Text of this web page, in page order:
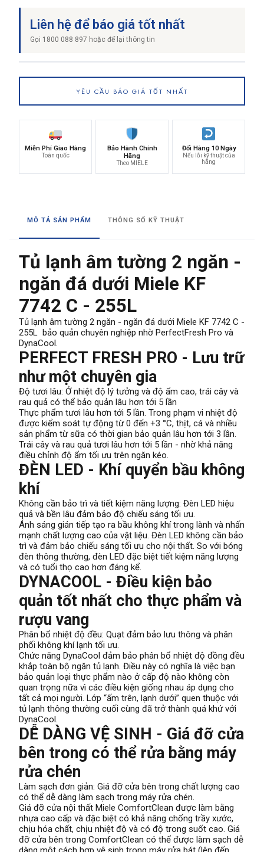
Liên hệ để báo giá tốt nhất
Gọi 1800 088 897 hoặc để lại thông tin
YÊU CẦU BÁO GIÁ TỐT NHẤT
Miễn Phí Giao Hàng
Toàn quốc
Bảo Hành Chính
Hãng
Theo MIELE
Đổi Hàng 10 Ngày
Nếu lỗi kỹ thuật của
hãng
MÔ TẢ SẢN PHẨM THÔNG SỐ KỸ THUẬT
Tủ lạnh âm tường 2 ngăn -
ngăn đá dưới Miele KF
7742 C - 255L
Tủ lạnh âm tường 2 ngăn - ngăn đá dưới Miele KF 7742 C -
255L bảo quản chuyên nghiệp nhờ PerfectFresh Pro và
DynaCool.
PERFECT FRESH PRO - Lưu trữ
như một chuyên gia
Độ tươi lâu: Ở nhiệt độ lý tưởng và độ ẩm cao, trái cây và
rau quả có thể bảo quản lâu hơn tới 5 lần
Thực phẩm tươi lâu hơn tới 5 lần. Trong phạm vi nhiệt độ
được kiểm soát tự động từ 0 đến +3 °C, thịt, cá và nhiều
sản phẩm từ sữa có thời gian bảo quản lâu hơn tới 3 lần.
Trái cây và rau quả tươi lâu hơn tới 5 lần - nhờ khả năng
điều chỉnh độ ẩm tối ưu trên ngăn kéo.
ĐÈN LED - Khí quyển bầu không
khí
Không cần bảo trì và tiết kiệm năng lượng: Đèn LED hiệu
quả và bền lâu đảm bảo độ chiếu sáng tối ưu.
Ánh sáng gián tiếp tạo ra bầu không khí trong lành và nhấn
mạnh chất lượng cao của vật liệu. Đèn LED không cần bảo
trì và đảm bảo chiếu sáng tối ưu cho nội thất. So với bóng
đèn thông thường, đèn LED đặc biệt tiết kiệm năng lượng
và có tuổi thọ cao hơn đáng kể.
DYNACOOL - Điều kiện bảo
quản tốt nhất cho thực phẩm và
rượu vang
Phân bổ nhiệt độ đều: Quạt đảm bảo lưu thông và phân
phối không khí lạnh tối ưu.
Chức năng DynaCool đảm bảo phân bổ nhiệt độ đồng đều
khắp toàn bộ ngăn tủ lạnh. Điều này có nghĩa là việc bạn
bảo quản loại thực phẩm nào ở cấp độ nào không còn
quan trọng nữa vì các điều kiện giống nhau áp dụng cho
tất cả mọi người. Lớp “ấm trên, lạnh dưới” quen thuộc với
tủ lạnh thông thường cuối cùng đã trở thành quá khứ với
DynaCool.
DỄ DÀNG VỆ SINH - Giá đỡ cửa
bên trong có thể rửa bằng máy
rửa chén
Làm sạch đơn giản: Giá đỡ cửa bên trong chất lượng cao
có thể dễ dàng làm sạch trong máy rửa chén.
Giá đỡ cửa nội thất Miele ComfortClean được làm bằng
nhựa cao cấp và đặc biệt có khả năng chống trầy xước,
chịu hóa chất, chịu nhiệt độ và có độ trong suốt cao. Giá
đỡ cửa bên trong ComfortClean có thể được làm sạch dễ